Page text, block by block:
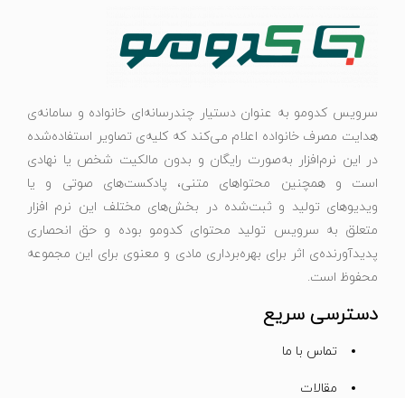
سرویس کدومو به عنوان دستیار چندرسانه‌ای خانواده و سامانه‌ی
هدایت مصرف خانواده اعلام می‌کند که کلیه‌ی تصاویر استفاده‌شده
در این نرم‌افزار به‌صورت رایگان و بدون مالکیت شخص یا نهادی
است و همچنین محتواهای متنی، پادکست‌های صوتی و یا
ویدیوهای تولید و ثبت‌شده در بخش‌های مختلف این نرم افزار
متعلق به سرویس تولید محتوای کدومو بوده و حق انحصاری
پدیدآورنده‌ی اثر برای بهره‌برداری مادی و معنوی برای این مجموعه
محفوظ است.
دسترسی سریع
تماس با ما
مقالات